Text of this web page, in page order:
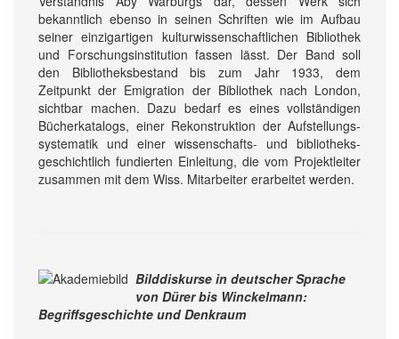
bekanntlich ebenso in seinen Schriften wie im Aufbau
seiner einzigartigen kultur­wissen­schaftlichen Bibliothek
und Forschungs­institution fassen lässt. Der Band soll
den Bibliotheks­bestand bis zum Jahr 1933, dem
Zeitpunkt der Emigration der Bibliothek nach London,
sichtbar machen. Dazu bedarf es eines voll­ständigen
Bücher­katalogs, einer Rekonstruktion der Aufstellungs­
systematik und einer wissenschafts- und bibliotheks­
geschichtlich fundierten Einleitung, die vom Projekt­leiter
zusammen mit dem Wiss. Mitarbeiter erarbeitet werden.
Bilddiskurse in deutscher Sprache
von Dürer bis Winckelmann:
Begriffsgeschichte und Denkraum